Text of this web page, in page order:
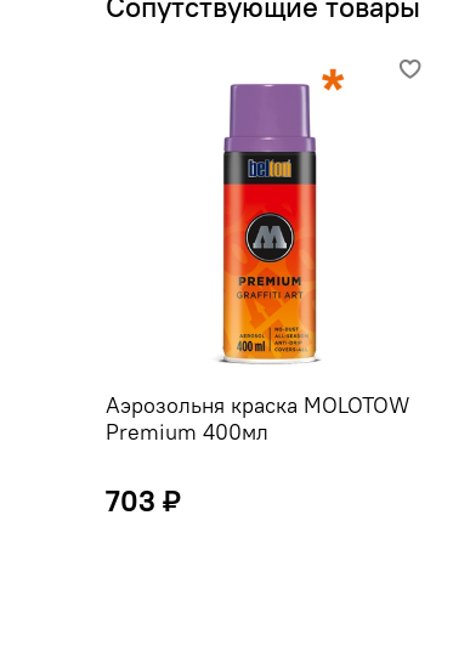
Аэрозольня краска MOLOTOW
Premium 400мл
703 ₽